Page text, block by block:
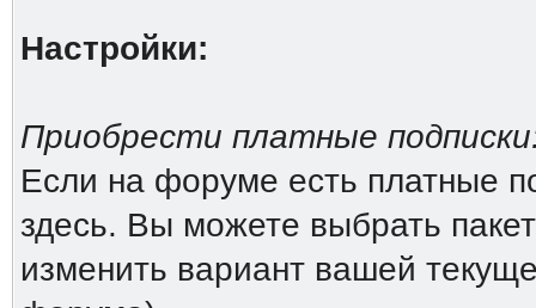
Настройки:
Приобрести платные
Если на форуме есть платные
здесь. Вы можете выбрать
изменить вариант вашей